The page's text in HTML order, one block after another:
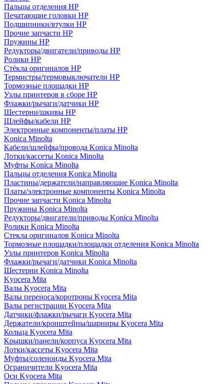
Пальцы отделения HP
Печатающие головки HP
Подшипники/втулки HP
Прочие запчасти HP
Пружины HP
Редукторы/двигатели/приводы HP
Ролики HP
Стёкла оригиналов HP
Термистры/термовыключатели HP
Тормозные площадки HP
Узлы принтеров в сборе HP
Флажки/рычаги/датчики HP
Шестерни/шкивы HP
Шлейфы/кабели HP
Электронные компоненты/платы HP
Konica Minolta
Кабели/шлейфы/провода Konica Minolta
Лотки/кассеты Konica Minolta
Муфты Konica Minolta
Пальцы отделения Konica Minolta
Пластины/держатели/направляющие Konica Minolta
Платы/электронные компоненты Konica Minolta
Прочие запчасти Konica Minolta
Пружины Konica Minolta
Редукторы/двигатели/приводы Konica Minolta
Ролики Konica Minolta
Стекла оригиналов Konica Minolta
Тормозные площадки/площадки отделения Konica Minolta
Узлы принтеров Konica Minolta
Флажки/рычаги/датчики Konica Minolta
Шестерни Konica Minolta
Kyocera Mita
Валы Kyocera Mita
Валы переноса/коротроны Kyocera Mita
Валы регистрации Kyocera Mita
Датчики/флажки/рычаги Kyocera Mita
Держатели/кронштейны/шарниры Kyocera Mita
Кольца Kyocera Mita
Крышки/панели/корпуса Kyocera Mita
Лотки/кассеты Kyocera Mita
Муфты/соленоиды Kyocera Mita
Ограничители Kyocera Mita
Оси Kyocera Mita